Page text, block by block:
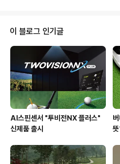
까요? ^0^ 1. 라운딩 전 유연하게 몸풀기 대부
이 후반 홀에서 스코어가 좋은 이유는 무엇일까
이 풀렸기 때문입니다! J 가벼운 스트레칭 이
뒤 실제로 4~5번 정도의 연습스윙을 해보세
벼운 연습스윙만 해도 몸이 풀어짐은 물론, 긴
완화..
이 블로그 인기글
AI스핀센서 "투비전NX 플러스"
신제품 출시